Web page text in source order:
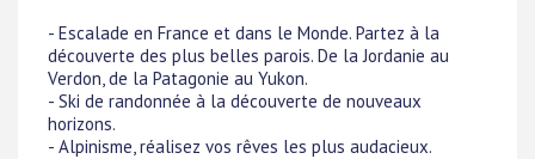
- Escalade en France et dans le Monde. Partez à la
découverte des plus belles parois. De la Jordanie au
Verdon, de la Patagonie au Yukon.
- Ski de randonnée à la découverte de nouveaux
horizons.
- Alpinisme, réalisez vos rêves les plus audacieux.